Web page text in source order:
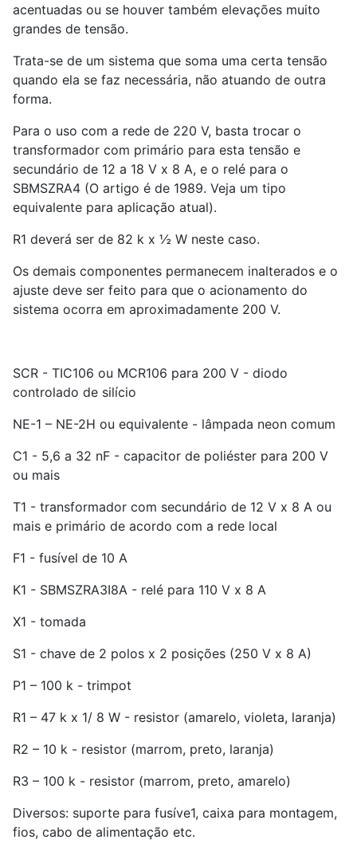
acentuadas ou se houver também elevações muito
grandes de tensão.
Trata-se de um sistema que soma uma certa tensão
quando ela se faz necessária, não atuando de outra
forma.
Para o uso com a rede de 220 V, basta trocar o
transformador com primário para esta tensão e
secundário de 12 a 18 V x 8 A, e o relé para o
SBMSZRA4 (O artigo é de 1989. Veja um tipo
equivalente para aplicação atual).
R1 deverá ser de 82 k x ½ W neste caso.
Os demais componentes permanecem inalterados e o
ajuste deve ser feito para que o acionamento do
sistema ocorra em aproximadamente 200 V.
SCR - TIC106 ou MCR106 para 200 V - diodo
controlado de silício
NE-1 – NE-2H ou equivalente - lâmpada neon comum
C1 - 5,6 a 32 nF - capacitor de poliéster para 200 V
ou mais
T1 - transformador com secundário de 12 V x 8 A ou
mais e primário de acordo com a rede local
F1 - fusível de 10 A
K1 - SBMSZRA3I8A - relé para 110 V x 8 A
X1 - tomada
S1 - chave de 2 polos x 2 posições (250 V x 8 A)
P1 – 100 k - trimpot
R1 – 47 k x 1/ 8 W - resistor (amarelo, violeta, laranja)
R2 – 10 k - resistor (marrom, preto, laranja)
R3 – 100 k - resistor (marrom, preto, amarelo)
Diversos: suporte para fusíve1, caixa para montagem,
fios, cabo de alimentação etc.